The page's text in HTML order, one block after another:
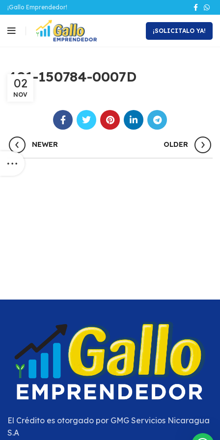
¡Gallo Emprendedor!
¡SOLICITALO YA!
401-150784-0007D
02
NOV
NEWER OLDER
El Crédito es otorgado por GMG Servicios Nicaragua
S.A